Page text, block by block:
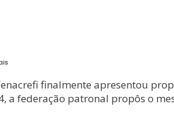
finalmente apresentou
federação patronal propôs o